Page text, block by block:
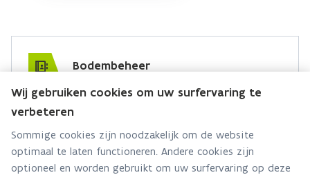
Bodembeheer
Hebt u een vraag voor dit team? Stel ze hier:
Via contact formulier
Alle contactgegevens
Wij gebruiken cookies om uw surfervaring te
verbeteren
Sommige cookies zijn noodzakelijk om de website
optimaal te laten functioneren. Andere cookies zijn
optioneel en worden gebruikt om uw surfervaring op deze